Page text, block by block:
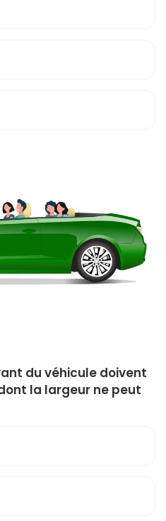
du véhicule doivent
la largeur ne peut